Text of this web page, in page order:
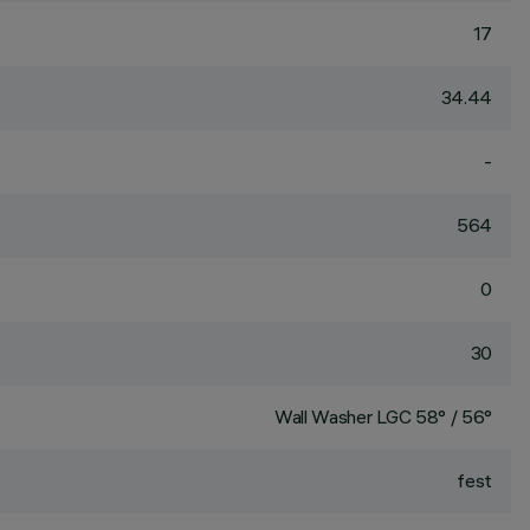
17
34.44
-
564
0
30
Wall Washer LGC 58° / 56°
fest